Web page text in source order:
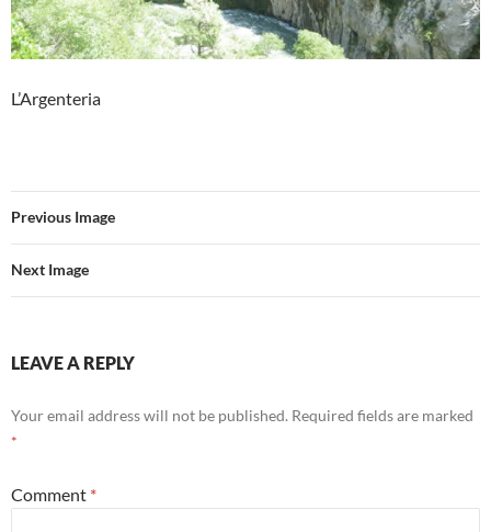
L’Argenteria
Previous Image
Next Image
LEAVE A REPLY
Your email address will not be published. Required fields are marked
*
Comment *